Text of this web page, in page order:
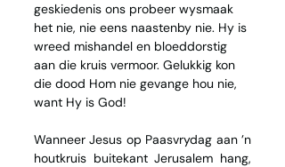
geskiedenis ons probeer wysmaak
het nie, nie eens naastenby nie. Hy is
wreed mishandel en bloeddorstig
aan die kruis vermoor. Gelukkig kon
die dood Hom nie gevange hou nie,
want Hy is God!
Wanneer Jesus op Paasvrydag aan ’n
houtkruis buitekant Jerusalem hang,